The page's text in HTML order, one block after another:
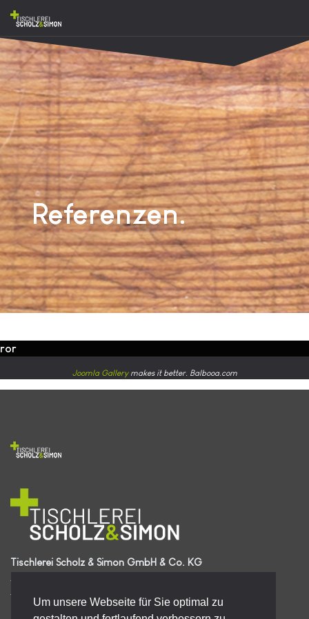
Um unsere Webseite für Sie optimal zu
Referenzen.
Joomla Gallerymakes it better. Balbooa.com
Tischlerei Scholz & Simon GmbH & Co. KG
49413 Dinklage